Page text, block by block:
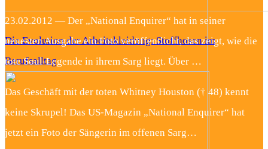
Die Evolution der Arbeitskleidung: Stoffhosen im
Berufsalltag
23.02.2012 — Der „National Enquirer“ hat in seiner
neuesten Ausgabe ein Foto veröffentlicht, das zeigt, wie die
tote Soul-Legende in ihrem Sarg liegt. Über …
Das Geschäft mit der toten Whitney Houston († 48) kennt
keine Skrupel! Das US-Magazin „National Enquirer“ hat
jetzt ein Foto der Sängerin im offenen Sarg…